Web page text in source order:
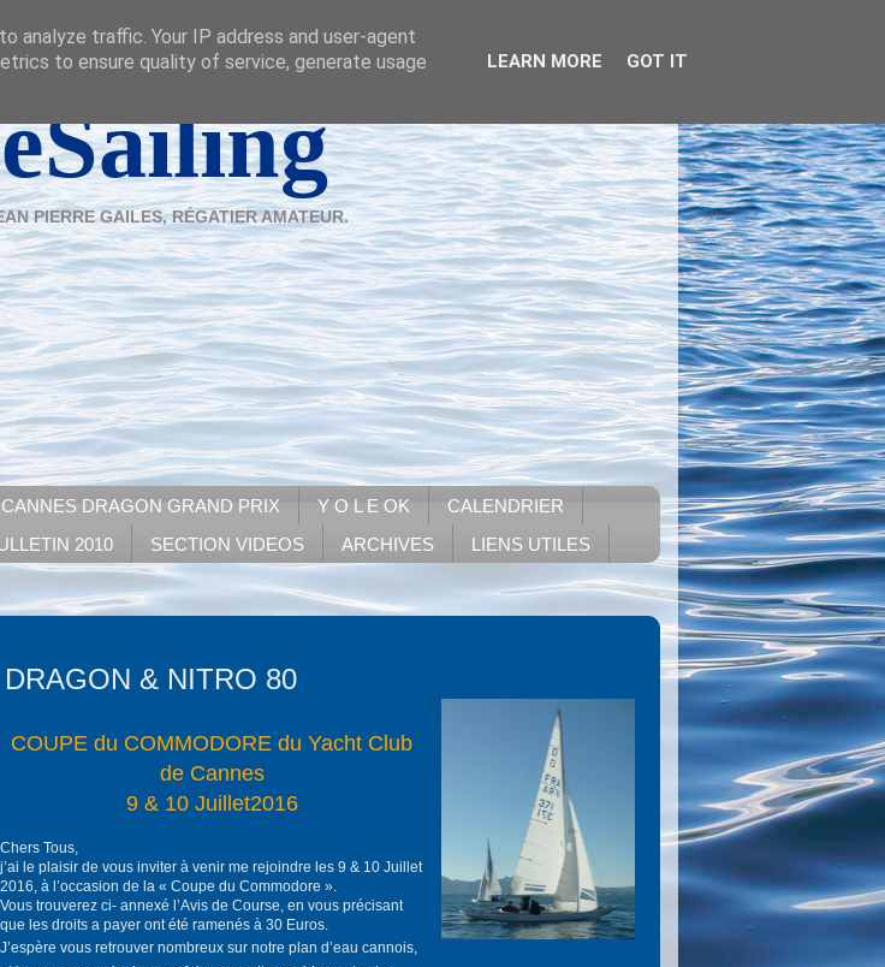
PIERRE GAILES, RÉGATIER AMATEUR.
CANNES DRAGON GRAND PRIX Y O L E OK
CALENDRIER
2010 SECTION VIDEOS ARCHIVES LIENS UTILES
& NITRO 80
COUPE du COMMODORE du Yacht Club
de Cannes
9 & 10 Juillet2016
Chers Tous,
j’ai le plaisir de vous inviter à venir me rejoindre les 9 & 10 Juillet
2016, à l’occasion de la « Coupe du Commodore ».
Vous trouverez ci- annexé l’Avis de Course, en vous précisant
que les droits a payer ont été ramenés à 30 Euros.
J’espère vous retrouver nombreux sur notre plan d’eau cannois,
analyze traffic. Your IP address and user-agent
to ensure quality of service, generate usage
LEARN MORE GOT IT